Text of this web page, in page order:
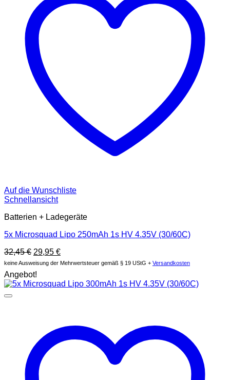
Auf die Wunschliste
Schnellansicht
Batterien + Ladegeräte
5x Microsquad Lipo 250mAh 1s HV 4.35V (30/60C)
32,45€ Ursprünglicher
Preis
war:
32,45 €
29,95 €Aktueller
Preis
29,95 €.
keine Ausweisung der Mehrwertsteuer gemäß § 19 UStG + Versandkosten
Angebot!